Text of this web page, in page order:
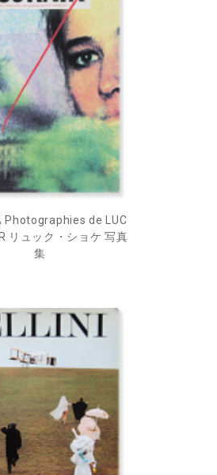
Photographies de LUC
リュック・ショケ 写真
集